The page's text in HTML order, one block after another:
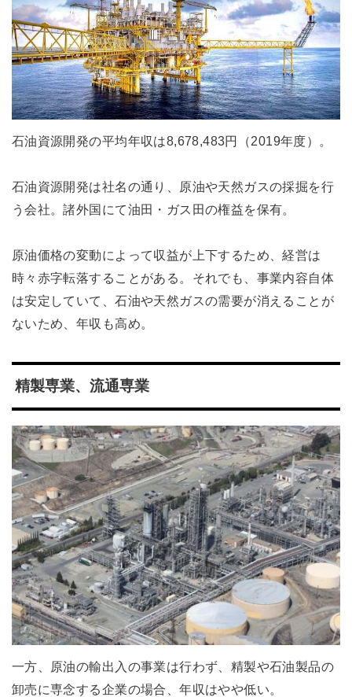
石油資源開発の平均年収は8,678,483円（2019年度）。
石油資源開発は社名の通り、原油や天然ガスの採掘を行
う会社。諸外国にて油田・ガス田の権益を保有。
原油価格の変動によって収益が上下するため、経営は
時々赤字転落することがある。それでも、事業内容自体
は安定していて、石油や天然ガスの需要が消えることが
ないため、年収も高め。
精製専業、流通専業
一方、原油の輸出入の事業は行わず、精製や石油製品の
卸売に専念する企業の場合、年収はやや低い。